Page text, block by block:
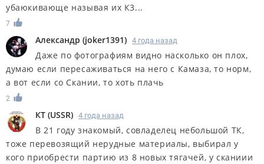
убаюкивающе называя их К3...
7
Александр (joker1391) 4 года назад
Даже по фотографиям видно насколько он плох,
думаю если пересаживаться на него с Камаза, то норм,
а вот если со Скании, то хоть плачь
2
КT (USSR) 4 года назад
В 21 году знакомый, совладелец небольшой ТК,
тоже перевозящий нерудные материалы, выбирал у
кого приобрести партию из 8 новых тягачей, у сканиии